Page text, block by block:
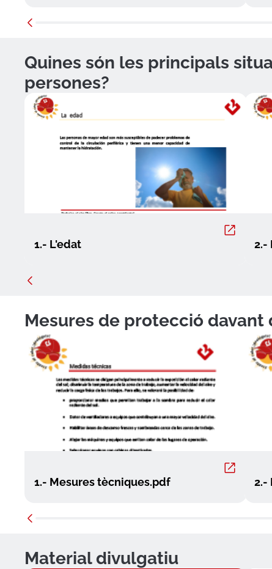
Quines són les principals
persones?
1.- L'edat 2.-
Mesures de protecció davant
1.- Mesures tècniques.pdf 2.-
Material divulgatiu